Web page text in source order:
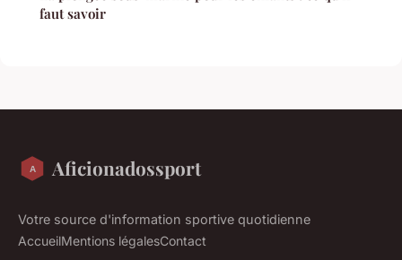
faut savoir
Aficionadossport
Votre source d'information sportive quotidienne
AccueilMentions légalesContact